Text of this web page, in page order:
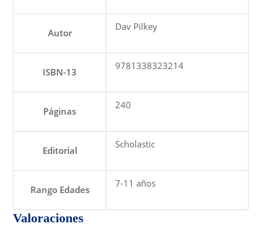
Autor
Dav Pilkey
ISBN-13
9781338323214
Páginas
240
Editorial
Scholastic
Rango Edades
7-11 años
Valoraciones